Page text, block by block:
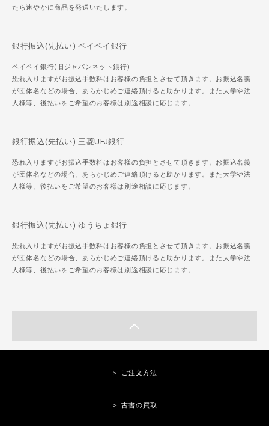
たら速やかに商品を発送いたします。
銀行振込(先払い) ペイペイ銀行
ペイペイ銀行(旧ジャパンネット銀行)
恐れ入りますがお振込手数料はお客様の負担とさせて頂きます。お振込名義
が団体名などの場合、あらかじめご連絡頂けると助かります。また大学や法
人様等、後払いをご希望のお客様は別途相談に応じます。
銀行振込(先払い) 三菱UFJ銀行
恐れ入りますがお振込手数料はお客様の負担とさせて頂きます。お振込名義
が団体名などの場合、あらかじめご連絡頂けると助かります。また大学や法
人様等、後払いをご希望のお客様は別途相談に応じます。
銀行振込(先払い) ゆうちょ銀行
恐れ入りますがお振込手数料はお客様の負担とさせて頂きます。お振込名義
が団体名などの場合、あらかじめご連絡頂けると助かります。また大学や法
人様等、後払いをご希望のお客様は別途相談に応じます。
＞ ご注文方法
＞ 古書の買取